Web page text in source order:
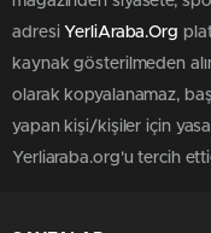
adresi YerliAraba.Org
kaynak gösterilmeden
olarak kopyalanamaz,
yapan kişi/kişiler için
Yerliaraba.org'u tercih